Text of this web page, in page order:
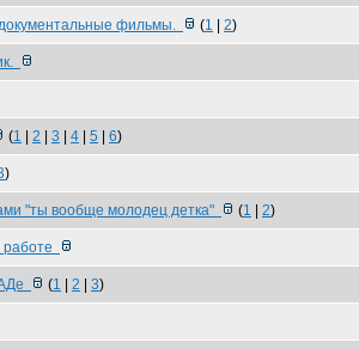
фильмы. (1 2)
(1 2 3 4 5 6)
)
"ты вообще молодец детка" (1 2)
(1 2 3)